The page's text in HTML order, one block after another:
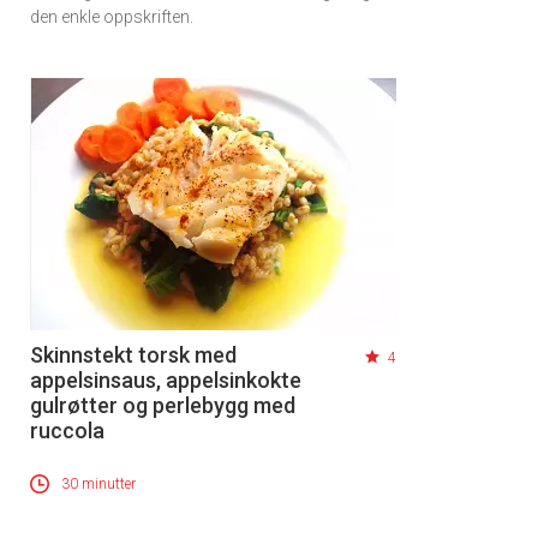
den enkle oppskriften.
Skinnstekt torsk med
appelsinsaus, appelsinkokte
gulrøtter og perlebygg med
ruccola
4
30 minutter